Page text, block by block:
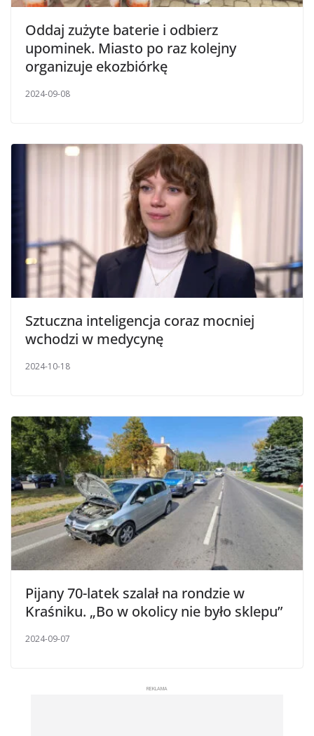
Oddaj zużyte baterie i odbierz
upominek. Miasto po raz kolejny
organizuje ekozbiórkę
2024-09-08
Sztuczna inteligencja coraz mocniej
wchodzi w medycynę
2024-10-18
Pijany 70-latek szalał na rondzie w
Kraśniku. „Bo w okolicy nie było sklepu”
2024-09-07
REKLAMA